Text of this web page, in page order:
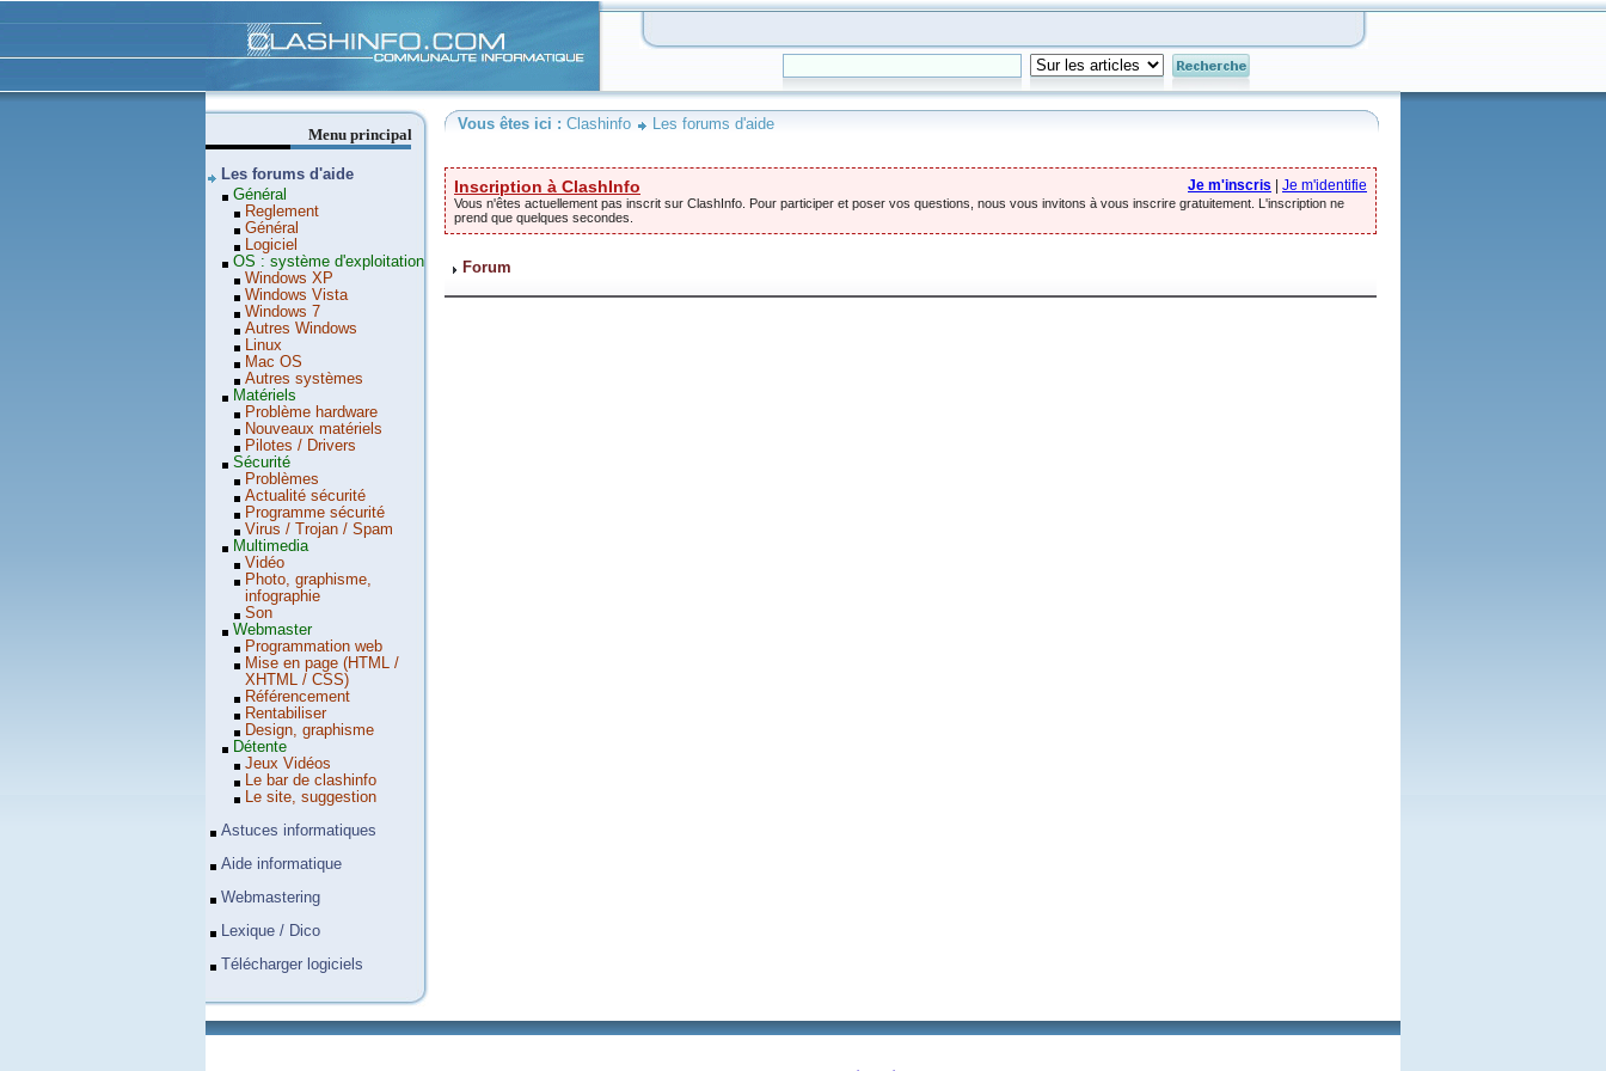
Vous êtes ici : Clashinfo Les forums d'aide
Je m'inscris Je m'identifie
Inscription à ClashInfo
Vous n'êtes actuellement pas inscrit sur ClashInfo. Pour participer et poser vos questions, nous vous invitons à vous inscrire gratuitement. L'inscription ne
prend que quelques secondes.
Forum
Menu principal
Les forums d'aide
Général
Reglement
Général
Logiciel
OS : système d'exploitation
Windows XP
Windows Vista
Windows 7
Autres Windows
Linux
Mac OS
Autres systèmes
Matériels
Problème hardware
Nouveaux matériels
Pilotes / Drivers
Sécurité
Problèmes
Actualité sécurité
Programme sécurité
Virus / Trojan / Spam
Multimedia
Vidéo
Photo, graphisme,
infographie
Son
Webmaster
Programmation web
Mise en page (HTML /
XHTML / CSS)
Référencement
Rentabiliser
Design, graphisme
Détente
Jeux Vidéos
Le bar de clashinfo
Le site, suggestion
Astuces informatiques
Aide informatique
Webmastering
Lexique / Dico
Télécharger logiciels